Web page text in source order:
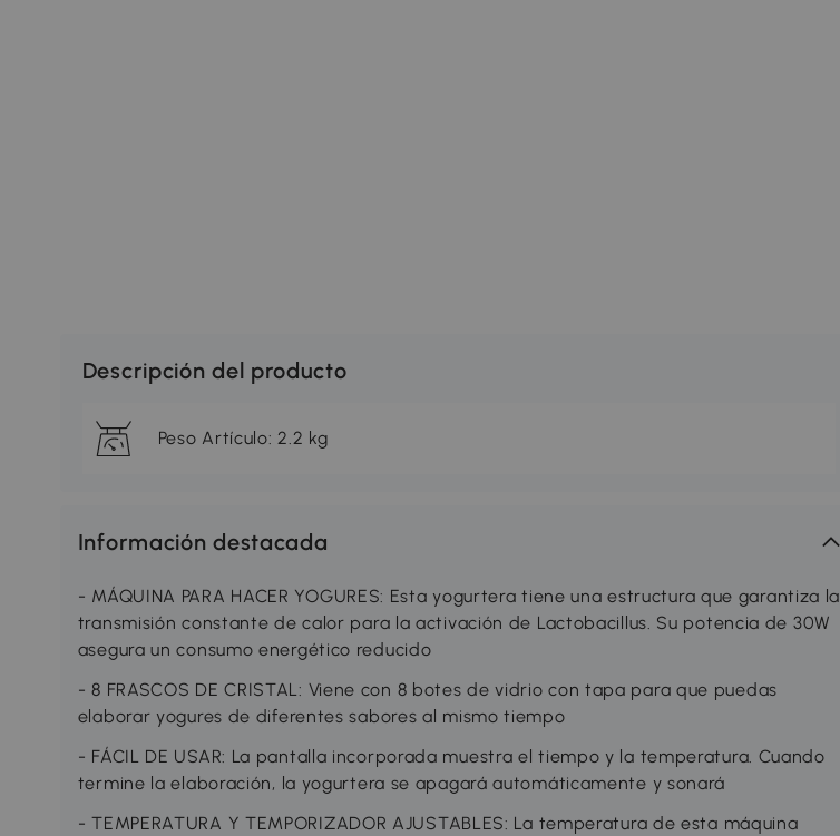
Descripción del producto
Peso Artículo: 2.2 kg
Información destacada
- MÁQUINA PARA HACER YOGURES: Esta yogurtera tiene una estructura que garantiza la
transmisión constante de calor para la activación de Lactobacillus. Su potencia de 30W
asegura un consumo energético reducido
- 8 FRASCOS DE CRISTAL: Viene con 8 botes de vidrio con tapa para que puedas
elaborar yogures de diferentes sabores al mismo tiempo
- FÁCIL DE USAR: La pantalla incorporada muestra el tiempo y la temperatura. Cuando
termine la elaboración, la yogurtera se apagará automáticamente y sonará
- TEMPERATURA Y TEMPORIZADOR AJUSTABLES: La temperatura de esta máquina